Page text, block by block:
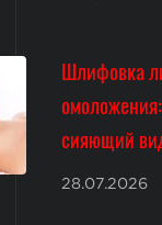
Шлифовка
сияющий
28.07.2026